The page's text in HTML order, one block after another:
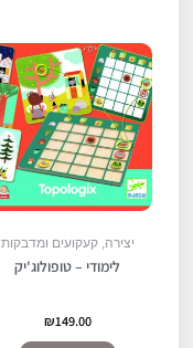
יצירה, קעקועים ומדבקות
לימודי – טופולוג'יק
₪149.00